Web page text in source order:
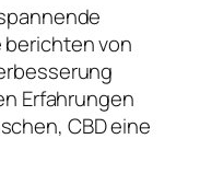
berichten von
Erfahrungen
CBD eine